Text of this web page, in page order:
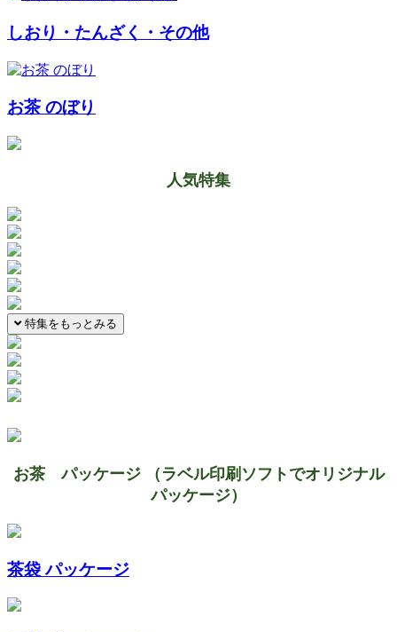
しおり・たんざく・その他
お茶 のぼり
人気特集
特集をもっとみる
お茶 パッケージ （ラベル印刷ソフトでオリジナル
パッケージ）
茶袋 パッケージ